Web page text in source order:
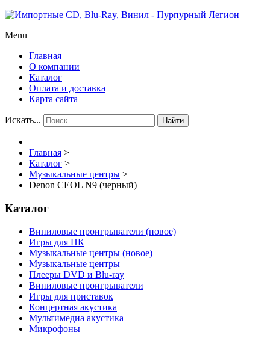
Menu
Главная
О компании
Каталог
Оплата и доставка
Карта сайта
Искать... Найти
Главная >
Каталог >
Музыкальные центры >
Denon CEOL N9 (черный)
Каталог
Виниловые проигрыватели (новое)
Игры для ПК
Музыкальные центры (новое)
Музыкальные центры
Плееры DVD и Blu-ray
Виниловые проигрыватели
Игры для приставок
Концертная акустика
Мультимедиа акустика
Микрофоны